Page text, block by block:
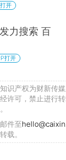
开
力搜索 百
打开
识产权为财新传
许可，禁止进行
件至
载。